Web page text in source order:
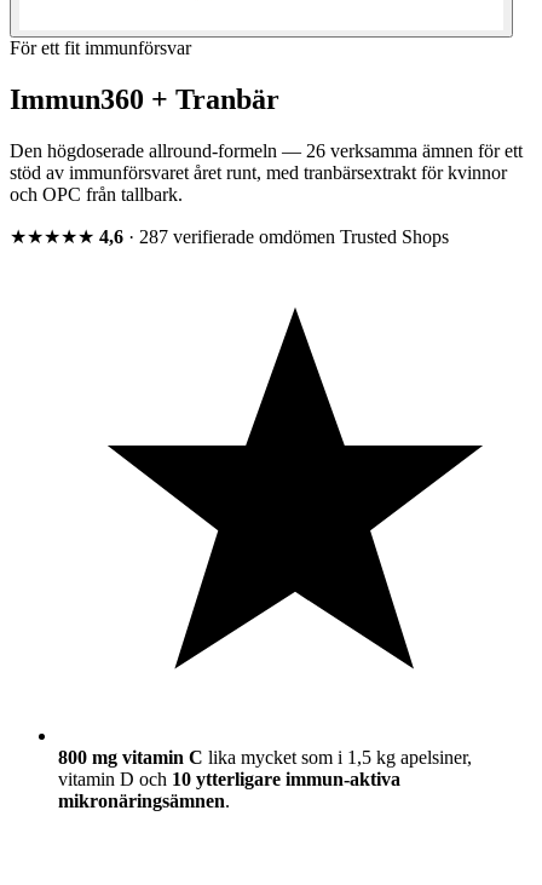
För ett fit immunförsvar
Immun360 + Tranbär
Den högdoserade allround-formeln — 26 verksamma ämnen för ett
stöd av immunförsvaret året runt, med tranbärsextrakt för kvinnor
och OPC från tallbark.
★★★★★ 4,6 · 287 verifierade omdömen Trusted Shops
800 mg vitamin C lika mycket som i 1,5 kg apelsiner,
vitamin D och 10 ytterligare immun-aktiva
mikronäringsämnen.